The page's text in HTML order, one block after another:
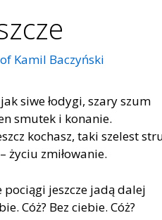
Kamil Baczyński
siwe łodygi, szary szum
smutek i konanie.
kochasz, taki szelest
życiu zmiłowanie.
pociągi jeszcze jadą dalej
Cóż? Bez ciebie. Cóż?